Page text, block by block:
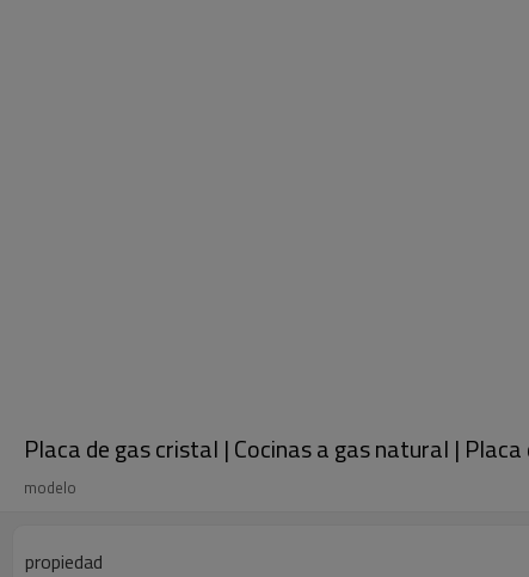
Placa de gas cristal | Cocinas a gas natural |
modelo
propiedad